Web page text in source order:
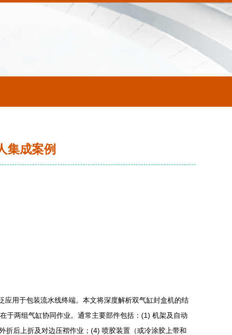
集成案例
用于包装流水线终端。本文将深度解析双气缸封盒机的结
于两组气缸协同作业。通常主要部件包括：(1) 机架及自动
折后上折及对边压褶作业；(4) 喷胶装置（或冷涂胶上带和